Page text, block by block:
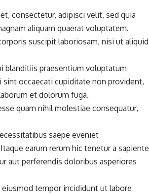
consectetur, adipisci velit, sed quia
aliquam quaerat voluptatem.
suscipit laboriosam, nisi ut aliquid
blanditiis praesentium voluptatum
sintoccaecati cupiditate non provident,
et dolorum fuga.
quam nihil molestiae consequatur,
saepe eveniet
earum rerum hictenetur a sapiente
aut perferendis doloribus asperiores
tempor incididunt ut labore